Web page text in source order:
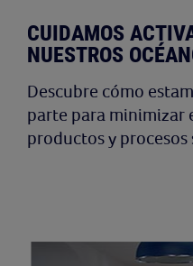
CUIDAMOS
NUESTROS
Descubre cómo
parte para minimizar
productos y procesos